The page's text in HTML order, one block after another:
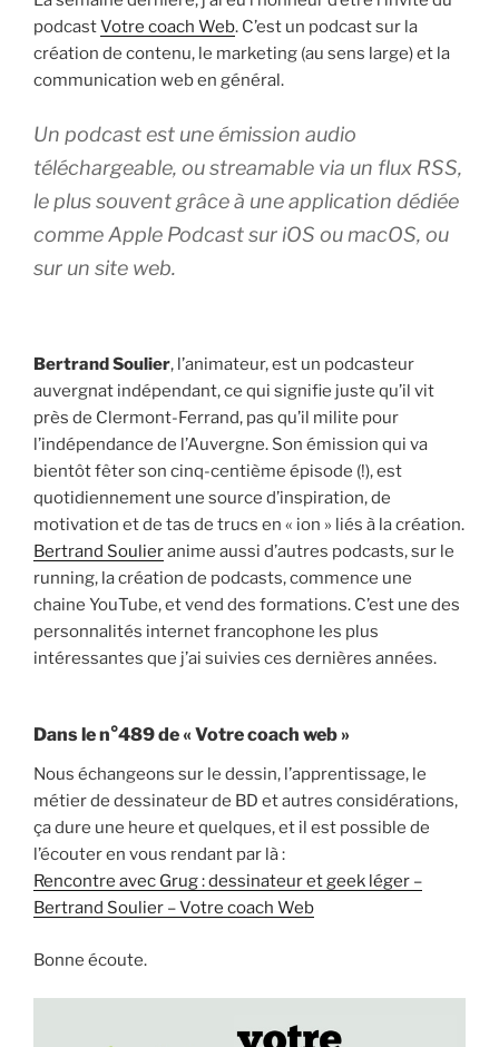
podcastVotre coach Web. C’est un podcast sur la
création de contenu, le marketing (au sens large) et la
communication web en général.
Un podcast est une émission audio
téléchargeable, ou streamable via un flux RSS,
le plus souvent grâce à une application dédiée
comme Apple Podcast sur iOS ou macOS, ou
sur un site web.
Bertrand Soulier, l’animateur, est un podcasteur
auvergnat indépendant, ce qui signifie juste qu’il vit
près de Clermont-Ferrand, pas qu’il milite pour
l’indépendance de l’Auvergne. Son émission qui va
bientôt fêter son cinq-centième épisode (!), est
quotidiennement une source d’inspiration, de
motivation et de tas de trucs en « ion » liés à la création.
Bertrand Soulieranime aussi d’autres podcasts, sur le
running, la création de podcasts, commence une
chaine YouTube, et vend des formations. C’est une des
personnalités internet francophone les plus
intéressantes que j’ai suivies ces dernières années.
Dans le n°489 de « Votre coach web »
Nous échangeons sur le dessin, l’apprentissage, le
métier de dessinateur de BD et autres considérations,
ça dure une heure et quelques, et il est possible de
l’écouter en vous rendant par là :
Rencontre avec Grug : dessinateur et geek léger –
Bertrand Soulier – Votre coach Web
Bonne écoute.